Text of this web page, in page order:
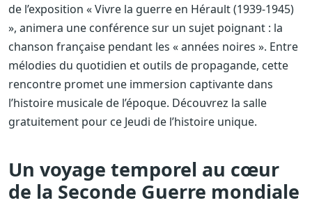
de l’exposition « Vivre la guerre en Hérault (1939-1945)
», animera une conférence sur un sujet poignant : la
chanson française pendant les « années noires ». Entre
mélodies du quotidien et outils de propagande, cette
rencontre promet une immersion captivante dans
l’histoire musicale de l’époque. Découvrez la salle
gratuitement pour ce Jeudi de l’histoire unique.
Un voyage temporel au cœur
de la Seconde Guerre mondiale